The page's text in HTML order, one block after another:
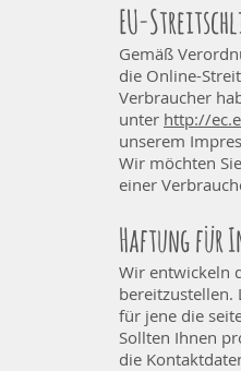
EU-
Gemäß
die Online-
Verbraucher
unter http://
unserem
Wir möchten
einer
Haftung für
Wir entwickeln
bereitzustellen.
für jene die
Sollten Ihnen
die